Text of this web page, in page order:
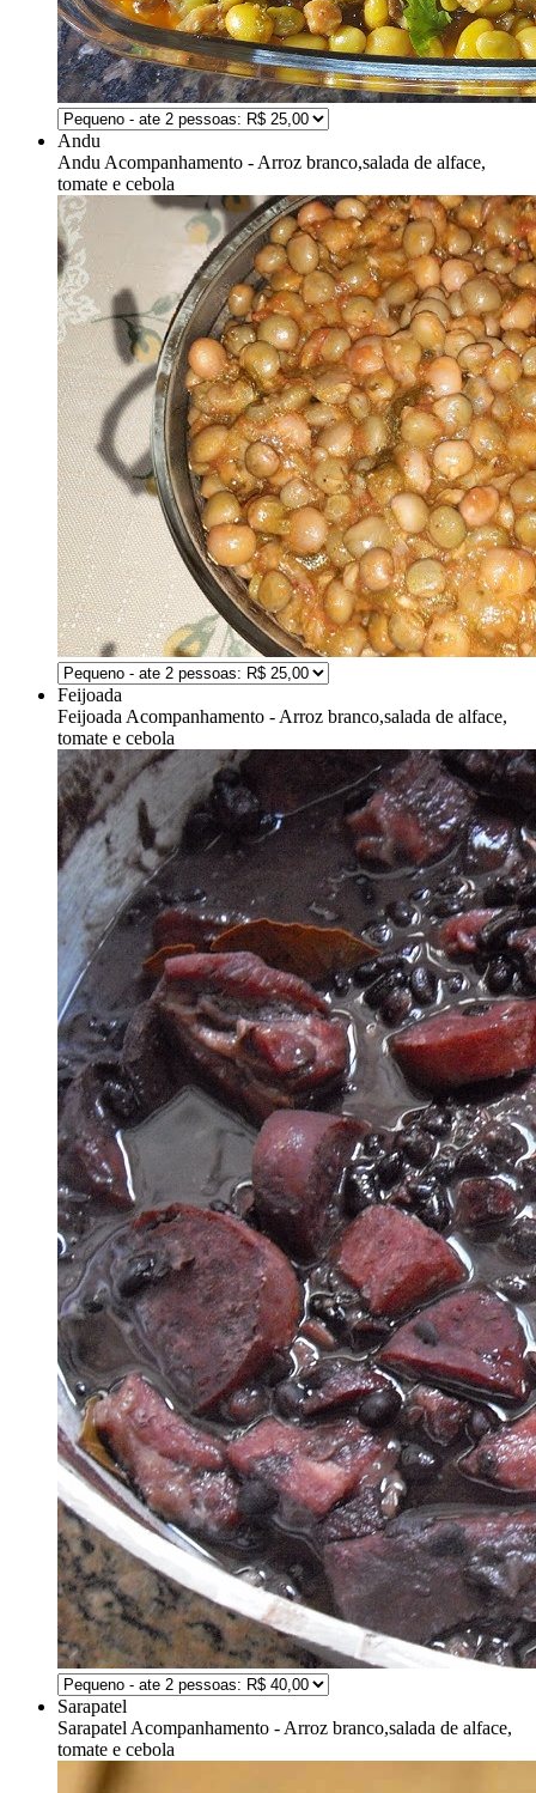
Andu
Andu Acompanhamento - Arroz branco,salada de alface,
tomate e cebola
Feijoada
Feijoada Acompanhamento - Arroz branco,salada de alface,
tomate e cebola
Sarapatel
Sarapatel Acompanhamento - Arroz branco,salada de alface,
tomate e cebola